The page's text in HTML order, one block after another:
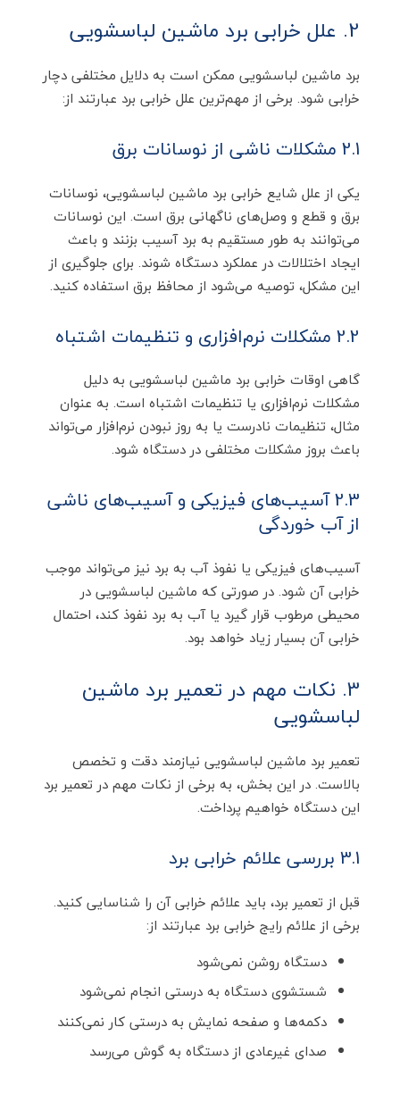
2. علل خرابی برد ماشین لباسشویی
برد ماشین لباسشویی ممکن است به دلایل مختلفی دچار
خرابی شود. برخی از مهم‌ترین علل خرابی برد عبارتند از:
2.1 مشکلات ناشی از نوسانات برق
یکی از علل شایع خرابی برد ماشین لباسشویی، نوسانات
برق و قطع و وصل‌های ناگهانی برق است. این نوسانات
می‌توانند به طور مستقیم به برد آسیب بزنند و باعث
ایجاد اختلالات در عملکرد دستگاه شوند. برای جلوگیری از
این مشکل، توصیه می‌شود از محافظ برق استفاده کنید.
2.2 مشکلات نرم‌افزاری و تنظیمات اشتباه
گاهی اوقات خرابی برد ماشین لباسشویی به دلیل
مشکلات نرم‌افزاری یا تنظیمات اشتباه است. به عنوان
مثال، تنظیمات نادرست یا به روز نبودن نرم‌افزار می‌تواند
باعث بروز مشکلات مختلفی در دستگاه شود.
2.3 آسیب‌های فیزیکی و آسیب‌های ناشی
از آب خوردگی
آسیب‌های فیزیکی یا نفوذ آب به برد نیز می‌تواند موجب
خرابی آن شود. در صورتی که ماشین لباسشویی در
محیطی مرطوب قرار گیرد یا آب به برد نفوذ کند، احتمال
خرابی آن بسیار زیاد خواهد بود.
3. نکات مهم در تعمیر برد ماشین
لباسشویی
تعمیر برد ماشین لباسشویی نیازمند دقت و تخصص
بالاست. در این بخش، به برخی از نکات مهم در تعمیر برد
این دستگاه خواهیم پرداخت.
3.1 بررسی علائم خرابی برد
قبل از تعمیر برد، باید علائم خرابی آن را شناسایی کنید.
برخی از علائم رایج خرابی برد عبارتند از:
دستگاه روشن نمی‌شود
شستشوی دستگاه به درستی انجام نمی‌شود
دکمه‌ها و صفحه نمایش به درستی کار نمی‌کنند
صدای غیرعادی از دستگاه به گوش می‌رسد